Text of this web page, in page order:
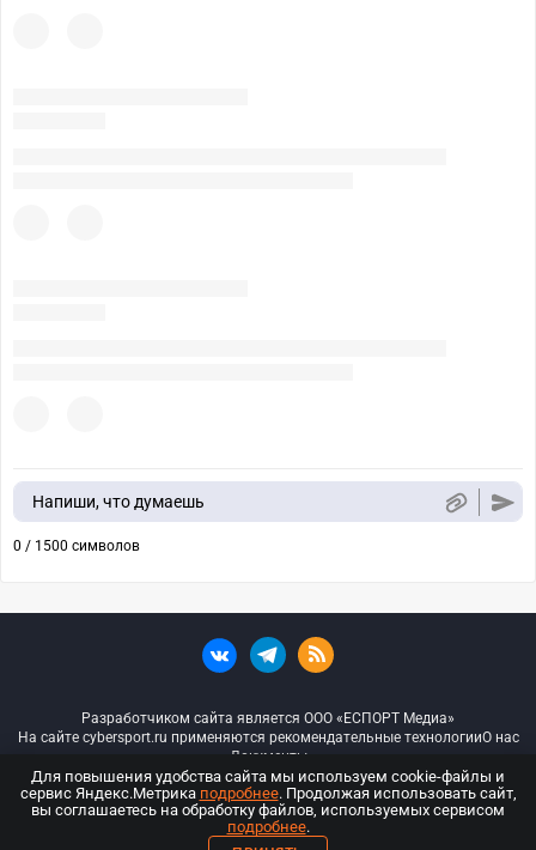
Напиши, что думаешь
0 / 1500 символов
Разработчиком сайта является ООО «ЕСПОРТ Медиа»
На сайте cybersport.ru применяются рекомендательные технологииО нас
Документы
© ООО «Киберспорт.ру» — Все права защищены
18+
Для повышения удобства сайта мы используем cookie-файлы и
сервис Яндекс.Метрика подробнее. Продолжая использовать сайт,
вы соглашаетесь на обработку файлов, используемых сервисом
подробнее.